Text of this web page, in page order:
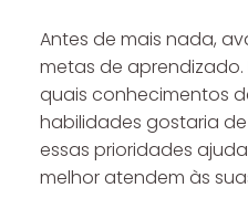
Antes de mais nada,
metas de aprendizado.
quais conhecimentos
habilidades gostaria
essas prioridades
melhor atendem às